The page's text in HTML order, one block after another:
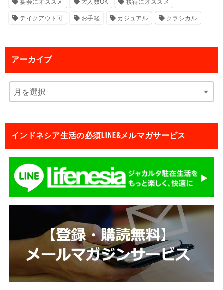
宴会にオススメ 大人数OK 接待にオススメ
テイクアウト可 お手軽 カジュアル クラシカル
アーカイブ
インドネシア生活の必須LINE&メルマガサービス